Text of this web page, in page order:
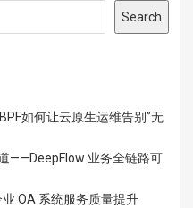
Search
如何让云原生运维告别”无
——DeepFlow 业务全链路可
OA 系统服务质量提升